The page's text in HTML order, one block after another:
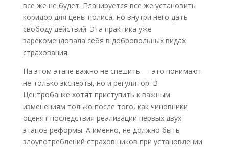
все же не будет. Планируется все же установить
коридор для цены полиса, но внутри него дать
свободу действий. Эта практика уже
зарекомендовала себя в добровольных видах
страхования.
На этом этапе важно не спешить — это понимают
не только эксперты, но и регулятор. В
Центробанке хотят приступить к важным
изменениям только после того, как чиновники
оценят последствия реализации первых двух
этапов реформы. А именно, не должно быть
злоупотреблений страховщиков при установлении